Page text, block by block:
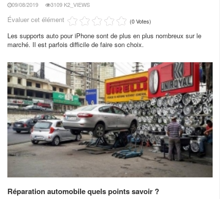
09/08/2019 3109 K2_VIEWS
Évaluer cet élément (0 Votes)
Les supports auto pour iPhone sont de plus en plus nombreux sur le
marché. Il est parfois difficile de faire son choix.
Réparation automobile quels points savoir ?